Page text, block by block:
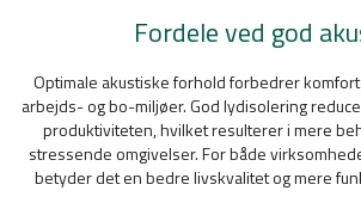
Fordele ved god
Optimale akustiske forhold forbedrer
arbejds- og bo-miljøer. God lydisolering
produktiviteten, hvilket resulterer i mere
stressende omgivelser. For både
betyder det en bedre livskvalitet og mere